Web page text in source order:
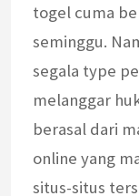
togel cuma
seminggu.
segala type
melanggar
berasal dari
online yang
situs-situs